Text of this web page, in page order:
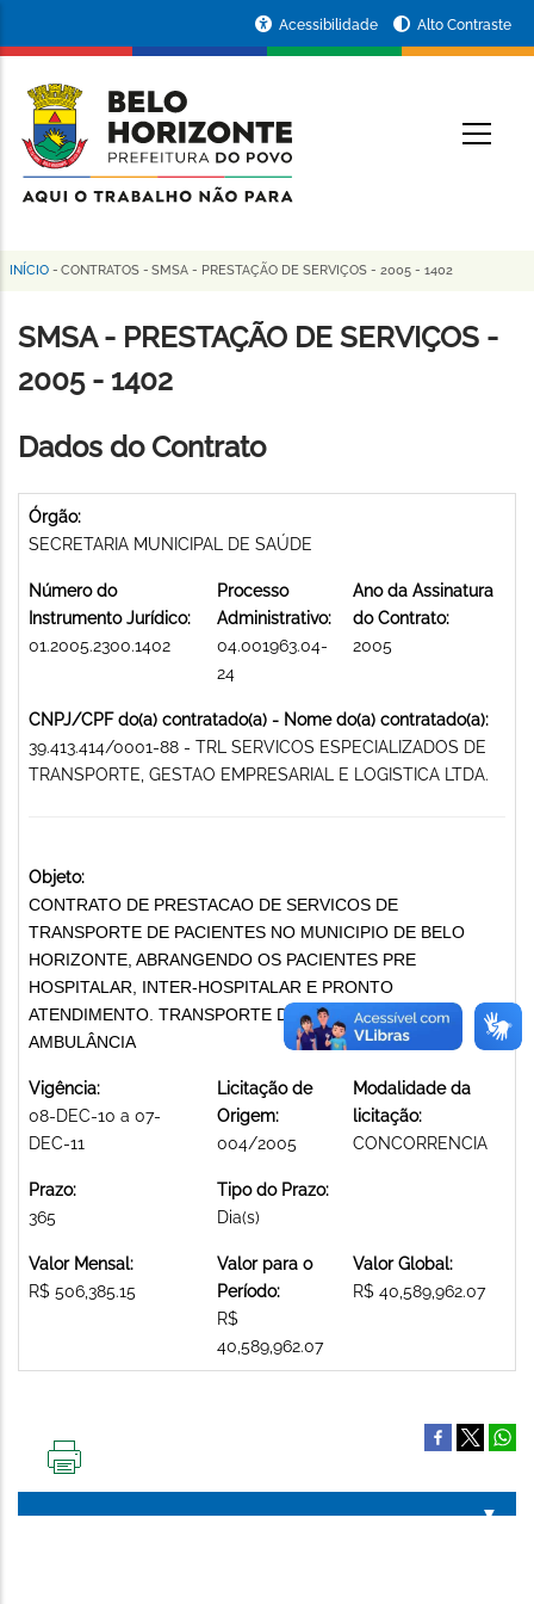
conteúdo
principal
da
Prefeitura
de
Horizonte
Acessibilidade Alto Contraste
Trilha
de
navegação
INÍCIO - CONTRATOS - SMSA - PRESTAÇÃO DE SERVIÇOS - 2005 - 1402
SMSA - PRESTAÇÃO DE SERVIÇOS -
2005 - 1402
Dados do Contrato
Órgão:
SECRETARIA MUNICIPAL DE SAÚDE
Número do
Instrumento Jurídico:
01.2005.2300.1402
Processo
Administrativo:
04.001963.04-
24
Ano da Assinatura
do Contrato:
2005
CNPJ/CPF do(a) contratado(a) - Nome do(a) contratado(a):
39.413.414/0001-88 - TRL SERVICOS ESPECIALIZADOS DE
TRANSPORTE, GESTAO EMPRESARIAL E LOGISTICA LTDA.
Objeto:
CONTRATO DE PRESTACAO DE SERVICOS DE
TRANSPORTE DE PACIENTES NO MUNICIPIO DE BELO
HORIZONTE, ABRANGENDO OS PACIENTES PRE
HOSPITALAR, INTER-HOSPITALAR E PRONTO
ATENDIMENTO. TRANSPORTE DE PACIENTES /
AMBULÂNCIA
Vigência:
08-DEC-10 a 07-
DEC-11
Licitação de
Origem:
004/2005
Modalidade da
licitação:
CONCORRENCIA
Prazo:
365
Tipo do Prazo:
Dia(s)
Valor Mensal:
R$ 506,385.15
Valor para o
Período:
R$
40,589,962.07
Valor Global:
R$ 40,589,962.07
PÁGINA